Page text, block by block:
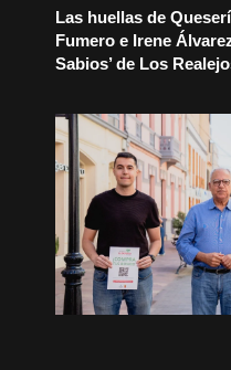
Las huellas de
Fumero e Irene
Sabios’ de Los